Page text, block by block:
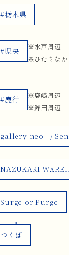
#栃木県
#県央
※水戸周辺
※ひたちなか
#鹿行
※鹿嶋周辺
※鉾田周辺
gallery neo_ /
NAZUKARI
Surge or Purge
つくば